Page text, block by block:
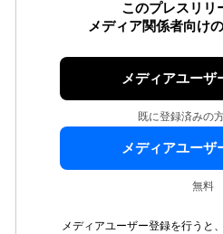
このプレスリリ
メディア関係者向け
メディアユーザ
既に登録済みの
メディアユーザ
無料
メディアユーザー登録を行うと